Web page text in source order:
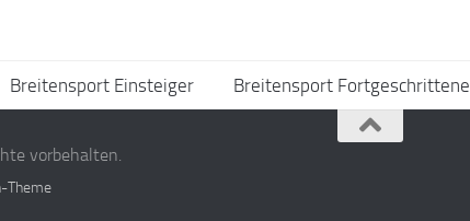
Breitensport Einsteiger Breitensport Fortgeschrittene
vorbehalten.
Theme